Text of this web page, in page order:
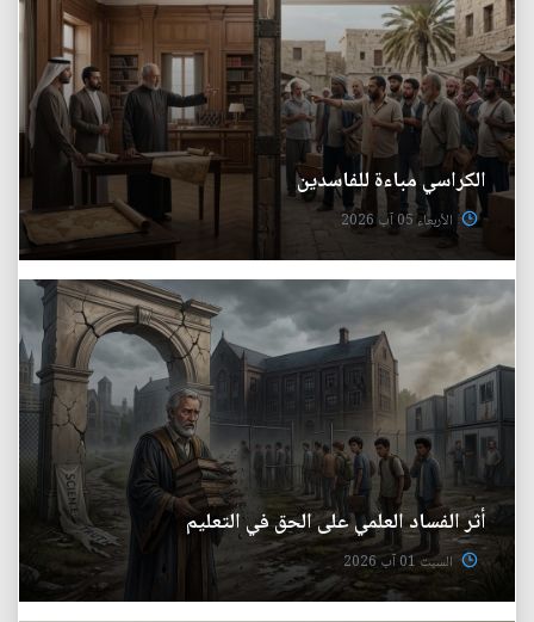
الكراسي مباءة للفاسدين
الأربعاء 05 آب 2026
أثر الفساد العلمي على الحق في التعليم
السبت 01 آب 2026